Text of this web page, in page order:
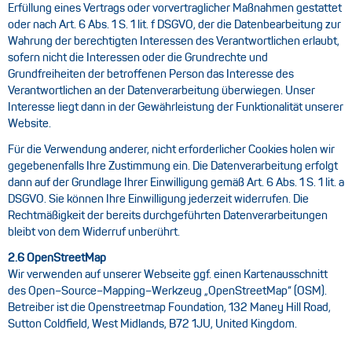
Erfüllung eines Vertrags oder vorvertraglicher Maßnahmen gestattet
oder nach Art. 6 Abs. 1 S. 1 lit. f DSGVO, der die Datenbearbeitung zur
Wahrung der berechtigten Interessen des Verantwortlichen erlaubt,
sofern nicht die Interessen oder die Grundrechte und
Grundfreiheiten der betroffenen Person das Interesse des
Verantwortlichen an der Datenverarbeitung überwiegen. Unser
Interesse liegt dann in der Gewährleistung der Funktionalität unserer
Website.
Für die Verwendung anderer, nicht erforderlicher Cookies holen wir
gegebenenfalls Ihre Zustimmung ein. Die Datenverarbeitung erfolgt
dann auf der Grundlage Ihrer Einwilligung gemäß Art. 6 Abs. 1 S. 1 lit. a
DSGVO. Sie können Ihre Einwilligung jederzeit widerrufen. Die
Rechtmäßigkeit der bereits durchgeführten Datenverarbeitungen
bleibt von dem Widerruf unberührt.
2.6 OpenStreetMap
Wir verwenden auf unserer Webseite ggf. einen Kartenausschnitt
des Open–Source–Mapping–Werkzeug „OpenStreetMap“ (OSM).
Betreiber ist die Openstreetmap Foundation, 132 Maney Hill Road,
Sutton Coldfield, West Midlands, B72 1JU, United Kingdom.